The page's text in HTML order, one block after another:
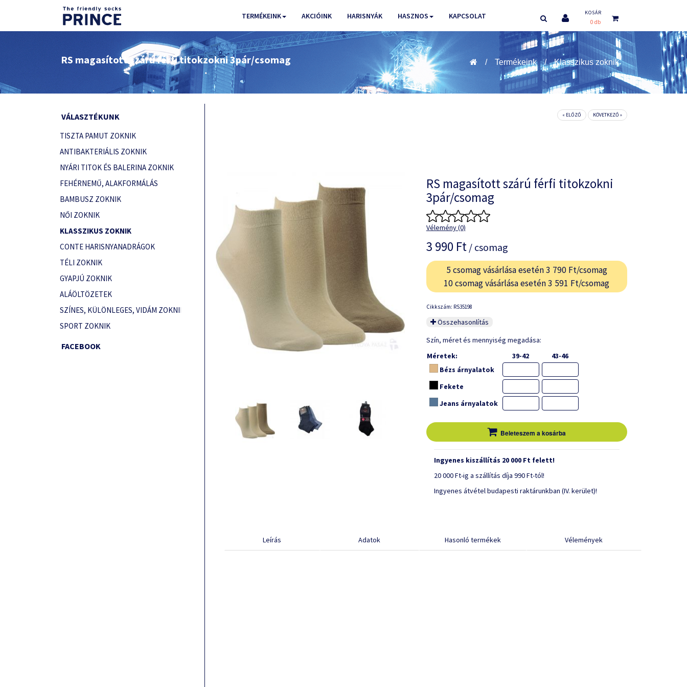
TERMÉKEINK AKCIÓINK HARISNYÁK HASZNOS KAPCSOLAT KOSÁR
0 db
RS magasított szárú férfi titokzokni 3pár/csomag Termékeink Klasszikus zoknik
VÁLASZTÉKUNK
TISZTA PAMUT ZOKNIK
ANTIBAKTERIÁLIS ZOKNIK
NYÁRI TITOK ÉS BALERINA ZOKNIK
FEHÉRNEMŰ, ALAKFORMÁLÁS
BAMBUSZ ZOKNIK
NŐI ZOKNIK
KLASSZIKUS ZOKNIK
CONTE HARISNYANADRÁGOK
TÉLI ZOKNIK
GYAPJÚ ZOKNIK
ALÁÖLTÖZETEK
SZÍNES, KÜLÖNLEGES, VIDÁM ZOKNIK
SPORT ZOKNIK
FACEBOOK
« ELŐZŐ KÖVETKEZŐ »
RS magasított szárú férfi titokzokni
3pár/csomag
Vélemény (0)
3 990 Ft/ csomag
5 csomag vásárlása esetén 3 790 Ft/csomag
10 csomag vásárlása esetén 3 591 Ft/csomag
Cikkszám: RS35198
Összehasonlítás
Szín, méret és mennyiség megadása:
Méretek:
39-42
43-46
Bézs árnyalatok
Fekete
Jeans árnyalatok
Beleteszem a kosárba
Ingyenes kiszállítás 20 000 Ft felett!
20 000 Ft-ig a szállítás díja 990 Ft-tól!
Ingyenes átvétel budapesti raktárunkban (IV. kerület)!
Leírás Adatok Hasonló termékek Vélemények